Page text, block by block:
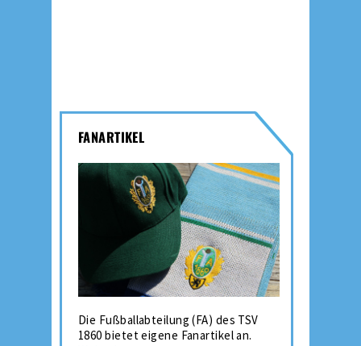
FANARTIKEL
Die Fußballabteilung (FA) des TSV
1860 bietet eigene Fanartikel an.